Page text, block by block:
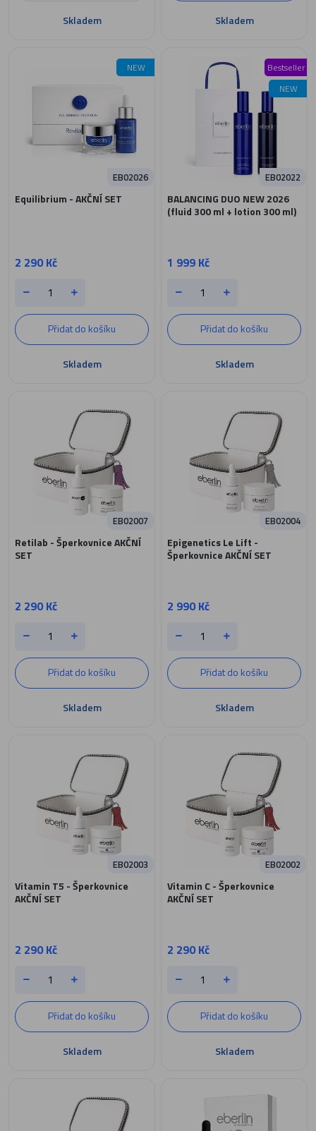
Skladem Skladem
NEW
Equilibrium - AKČNÍ SET
2 290 Kč
EB02026
Přidat do košíku
Skladem
Bestseller
NEW
BALANCING DUO NEW 2026
(fluid 300 ml + lotion 300 ml)
1 999 Kč
EB02022
Přidat do košíku
Skladem
Retilab - Šperkovnice AKČNÍ
SET
2 290 Kč
EB02007
Přidat do košíku
Skladem
Epigenetics Le Lift -
Šperkovnice AKČNÍ SET
2 990 Kč
EB02004
Přidat do košíku
Skladem
Vitamin T5 - Šperkovnice
AKČNÍ SET
2 290 Kč
EB02003
Přidat do košíku
Skladem
Vitamin C - Šperkovnice
AKČNÍ SET
2 290 Kč
EB02002
Přidat do košíku
Skladem